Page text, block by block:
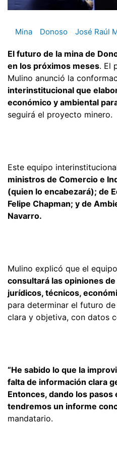
Mina Donoso José Raúl
El futuro de la mina de
en los próximos meses. El
Mulino anunció la
interinstitucional que
económico y ambiental
seguirá el proyecto minero.
Este equipo
ministros de Comercio e
(quien lo encabezará); de
Felipe Chapman; y de
Navarro.
Mulino explicó que el
consultará las opiniones
jurídicos, técnicos,
para determinar el futuro
clara y objetiva, con datos
“He sabido lo que la
falta de información clara
Entonces, dando los
tendremos un informe
mandatario.